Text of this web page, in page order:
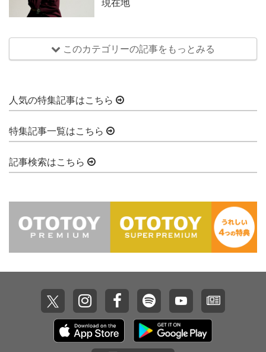
このカテゴリーの記事をもっとみる
人気の特集記事はこちら
特集記事一覧はこちら
記事検索はこちら